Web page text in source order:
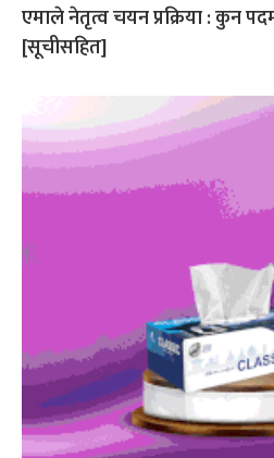
एमाले नेतृत्व चयन प्रक्रिया : कुन
[सूचीसहित]